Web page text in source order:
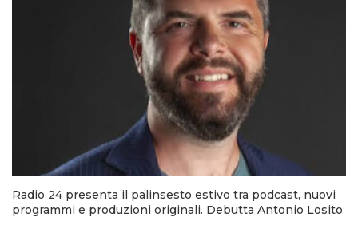
Radio 24 presenta il palinsesto estivo tra podcast, nuovi
programmi e produzioni originali. Debutta Antonio Losito